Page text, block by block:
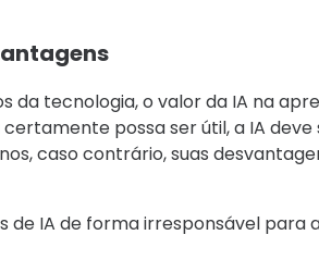
da tecnologia, o valor da IA ​​na
possa ser útil, a IA deve
caso contrário, suas
de IA de forma irresponsável para